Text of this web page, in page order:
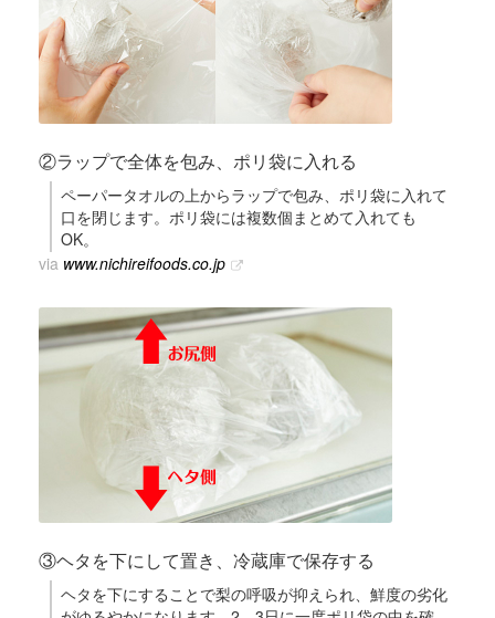
②ラップで全体を包み、ポリ袋に入れる
ペーパータオルの上からラップで包み、ポリ袋に入れて
口を閉じます。ポリ袋には複数個まとめて入れても
OK。
via www.nichireifoods.co.jp
③ヘタを下にして置き、冷蔵庫で保存する
ヘタを下にすることで梨の呼吸が抑えられ、鮮度の劣化